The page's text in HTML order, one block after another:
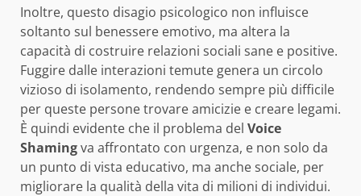
Inoltre, questo disagio psicologico non influisce
soltanto sul benessere emotivo, ma altera la
capacità di costruire relazioni sociali sane e positive.
Fuggire dalle interazioni temute genera un circolo
vizioso di isolamento, rendendo sempre più difficile
per queste persone trovare amicizie e creare legami.
È quindi evidente che il problema del Voice
Shamingva affrontato con urgenza, e non solo da
un punto di vista educativo, ma anche sociale, per
migliorare la qualità della vita di milioni di individui.